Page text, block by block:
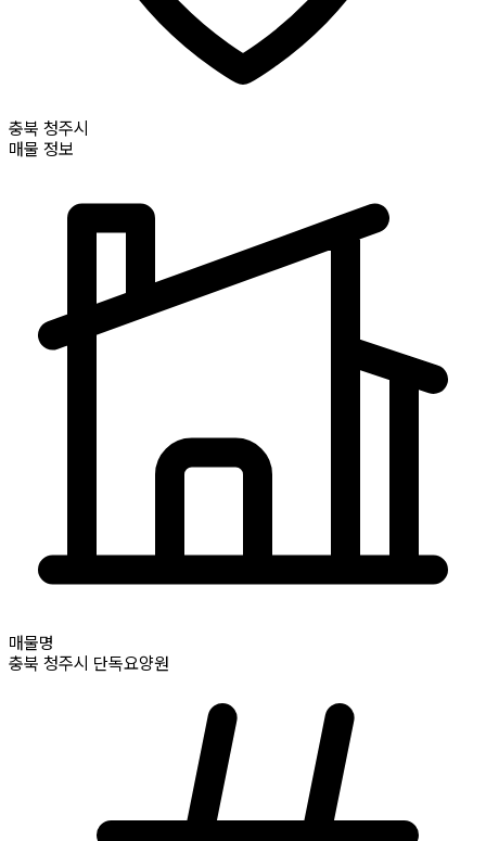
충북 청주시
매물 정보
매물명
충북 청주시 단독요양원